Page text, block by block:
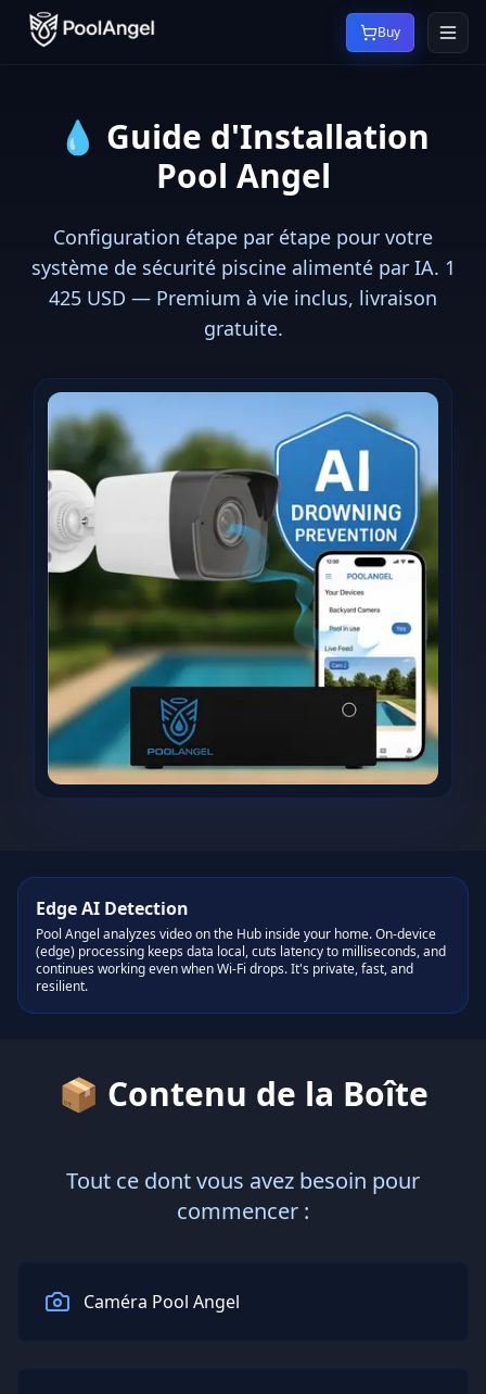
Buy
💧 Guide d'Installation
Pool Angel
Configuration étape par étape pour votre
système de sécurité piscine alimenté par IA. 1
425 USD — Premium à vie inclus, livraison
gratuite.
Edge AI Detection
Pool Angel analyzes video on the Hub inside your home. On‑device
(edge) processing keeps data local, cuts latency to milliseconds, and
continues working even when Wi‑Fi drops. It's private, fast, and
resilient.
📦 Contenu de la Boîte
Tout ce dont vous avez besoin pour
commencer :
Caméra Pool Angel